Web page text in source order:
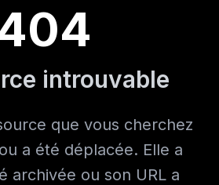
introuvable
que vous cherchez
a été déplacée. Elle a
archivée ou son URL a